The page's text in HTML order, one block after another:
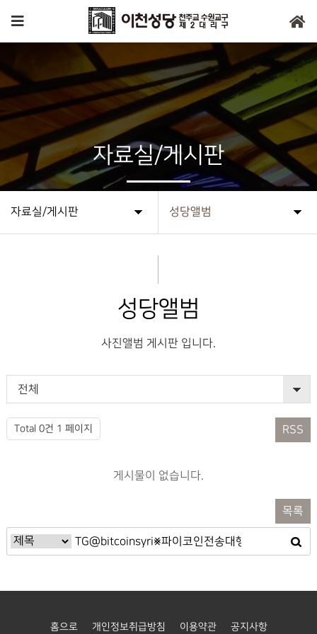
자료실/게시판 성당앨범
자료실/게시판
성당앨범
사진앨범 게시판 입니다.
전체
Total 0건 1 페이지 RSS
게시물이 없습니다.
목록
홈으로 개인정보취급방침 이용약관 공지사항